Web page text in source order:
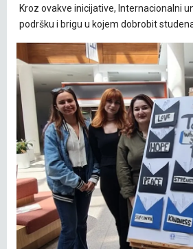
Kroz ovakve inicijative, Internacionalni
podršku i brigu u kojem dobrobit